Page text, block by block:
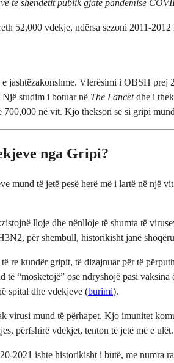
të shëndetit publik gjatë pandemisë
52,000 vdekje, ndërsa sezoni 2011-
e jashtëzakonshme. Vlerësimi i OBSH
Një studim i botuar në The Lancetdhe i
në vit. Kjo thekson se si gripi
nga Gripi?
mund të jetë pesë herë më i lartë në një
lloje dhe nënlloje të shumta të
për shembull, historikisht janë
re kundër gripit, të dizajnuar për të
“mosketojë” ose ndryshojë pasi
spital dhe vdekjeve (burimi).
virusi mund të përhapet. Kjo imunitet
përfshirë vdekjet, tenton të jetë më e ulët.
2021 ishte historikisht i butë, me numra